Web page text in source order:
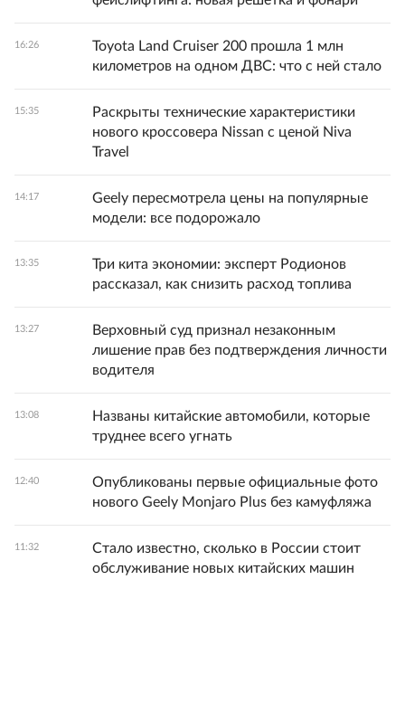
16:26
Toyota Land Cruiser 200 прошла 1 млн
километров на одном ДВС: что с ней стало
15:35
Раскрыты технические характеристики
нового кроссовера Nissan с ценой Niva
Travel
14:17
Geely пересмотрела цены на популярные
модели: все подорожало
13:35
Три кита экономии: эксперт Родионов
рассказал, как снизить расход топлива
13:27
Верховный суд признал незаконным
лишение прав без подтверждения личности
водителя
13:08
Названы китайские автомобили, которые
труднее всего угнать
12:40
Опубликованы первые официальные фото
нового Geely Monjaro Plus без камуфляжа
11:32
Стало известно, сколько в России стоит
обслуживание новых китайских машин